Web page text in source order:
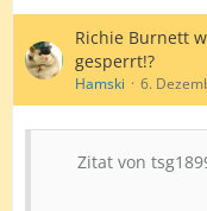
Richie Burnett
gesperrt!?
Hamski 6.
Zitat von